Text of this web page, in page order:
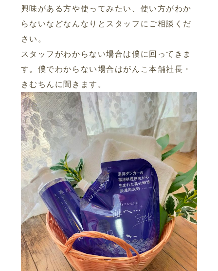
興味がある方や使ってみたい、使い方がわか
らないなどなんなりとスタッフにご相談くだ
さい。
スタッフがわからない場合は僕に回ってきま
す。僕でわからない場合はがんこ本舗社長・
きむちんに聞きます。